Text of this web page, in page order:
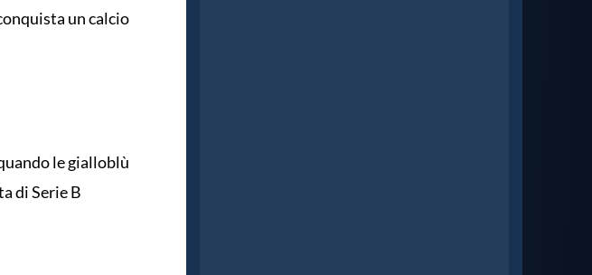
un calcio
le gialloblù
di Serie B